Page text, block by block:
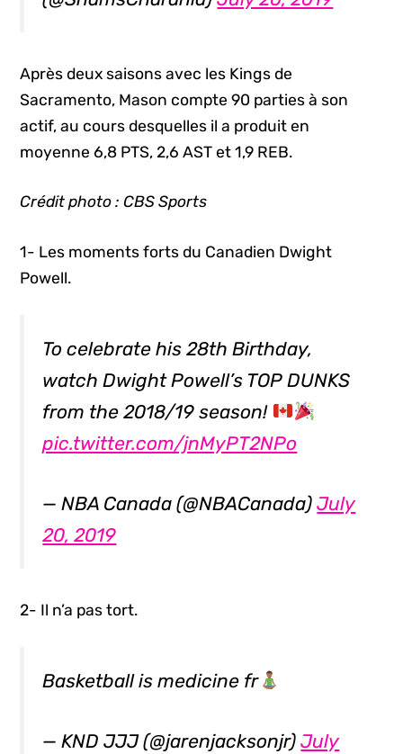
Après deux saisons avec les Kings de
Sacramento, Mason compte 90 parties à son
actif, au cours desquelles il a produit en
moyenne 6,8 PTS, 2,6 AST et 1,9 REB.
Crédit photo : CBS Sports
1- Les moments forts du Canadien Dwight
Powell.
To celebrate his 28th Birthday,
watch Dwight Powell’s TOP DUNKS
from the 2018/19 season!
pic.twitter.com/jnMyPT2NPo
— NBA Canada (@NBACanada)July
20, 2019
2- Il n’a pas tort.
Basketball is medicine fr
— KND JJJ (@jarenjacksonjr)July